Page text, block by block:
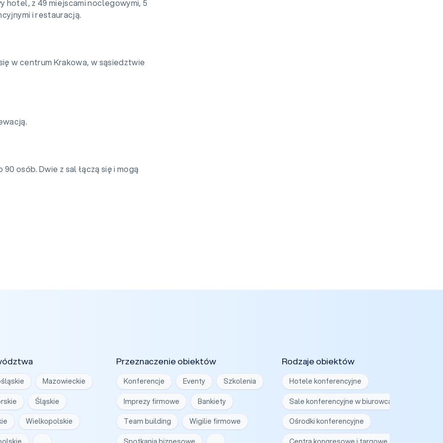
hotel, z 49 miejscami noclegowymi, 5
i restauracją.
w centrum Krakowa, w sąsiedztwie
osób. Dwie z sal łączą się i mogą
Mazowieckie
Śląskie
Wielkopolskie
Przeznaczenie obiektów
Konferencje Eventy Szkolenia
Imprezy firmowe Bankiety
Team building Wigilie firmowe
Rodzaje obiektów
Hotele konferencyjne
Sale konferencyjne w biurowcach
Ośrodki konferencyjne